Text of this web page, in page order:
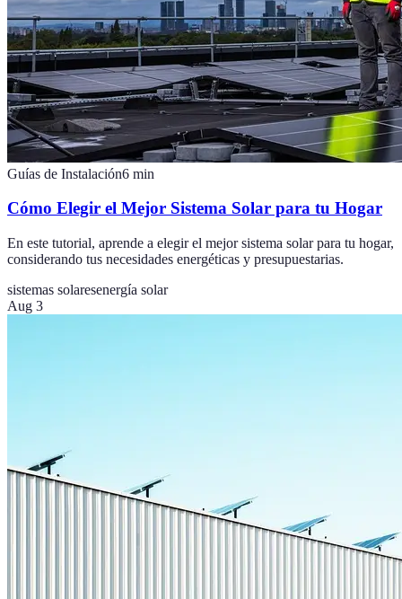
Guías de Instalación6 min
Cómo Elegir el Mejor Sistema Solar para tu Hogar
En este tutorial, aprende a elegir el mejor sistema solar para tu hogar,
considerando tus necesidades energéticas y presupuestarias.
sistemas solaresenergía solar
Aug 3